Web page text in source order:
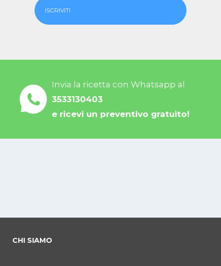
ISCRIVITI
Invia la ricetta con Whatsapp al
3533130403
e ricevi un preventivo gratuito!
CHI SIAMO